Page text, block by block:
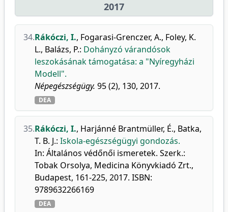
2017
34.Rákóczi, I., Fogarasi-Grenczer, A., Foley, K.
L., Balázs, P.: Dohányzó várandósok
leszokásának támogatása: a "Nyíregyházi
Modell".
Népegészségügy. 95 (2), 130, 2017.
DEA
35.Rákóczi, I., Harjánné Brantmüller, É., Batka,
T. B. J.: Iskola-egészségügyi gondozás.
In: Általános védőnői ismeretek. Szerk.:
Tobak Orsolya, Medicina Könyvkiadó Zrt.,
Budapest, 161-225, 2017. ISBN:
9789632266169
DEA